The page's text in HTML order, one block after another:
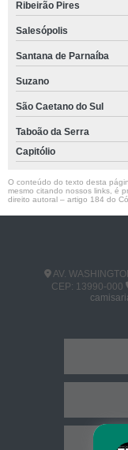
Ribeirão Pires
Salesópolis
Santana de Parnaíba
Suzano
São Caetano do Sul
Taboão da Serra
Capitólio
O conteúdo do texto desta
mesmo citando nossos links, é
direito autoral – artigo 184 do
AV.
CEP: 13990-000